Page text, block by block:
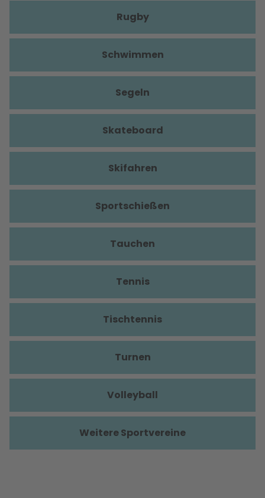
Rugby
Schwimmen
Segeln
Skateboard
Skifahren
Sportschießen
Tauchen
Tennis
Tischtennis
Turnen
Volleyball
Weitere Sportvereine